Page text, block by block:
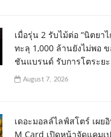
เมื่อรุ่น 2 รับไม้ต่อ “นิตยา
ทะลุ 1,000 ล้านยังไม่พอ
ชันแบรนด์ รับการโตระย
August 7, 2026
เดอะมอลล์ไลฟ์สโตร์ เผย
M Card เปิดหน้าจัดแคมเ